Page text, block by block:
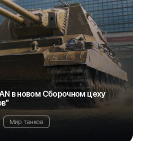
в новом Сборочном цеху
Мир танков